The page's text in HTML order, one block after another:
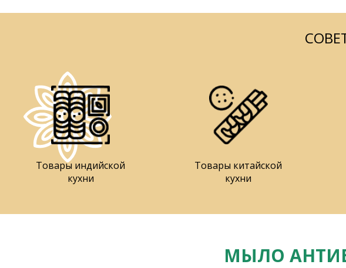
Товары индийской
кухни
Товары китайской
кухни
МЫЛО